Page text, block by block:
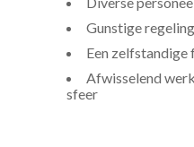
Gunstige
Een zelfstandige
Afwisselend
sfeer